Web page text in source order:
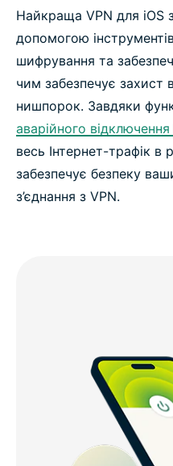
Найкраща VPN для iOS
допомогою
шифрування та
чим забезпечує захист
нишпорок. Завдяки
аварійного
весь Інтернет-трафік в
забезпечує безпеку
з’єднання з VPN.